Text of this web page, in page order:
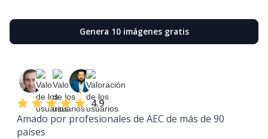
Genera 10 imágenes gratis
4.9
Amado por profesionales de AEC de más de 90
países